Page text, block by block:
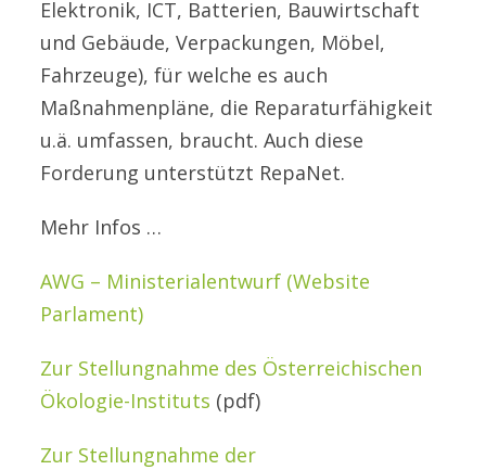
Elektronik, ICT, Batterien, Bauwirtschaft
und Gebäude, Verpackungen, Möbel,
Fahrzeuge), für welche es auch
Maßnahmenpläne, die Reparaturfähigkeit
u.ä. umfassen, braucht. Auch diese
Forderung unterstützt RepaNet.
Mehr Infos …
AWG – Ministerialentwurf (Website
Parlament)
Zur Stellungnahme des Österreichischen
Ökologie-Instituts (pdf)
Zur Stellungnahme der